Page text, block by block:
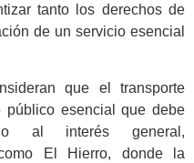
tanto los derechos de
de un servicio esencial
que el transporte
público esencial que debe
al interés general,
El Hierro, donde la